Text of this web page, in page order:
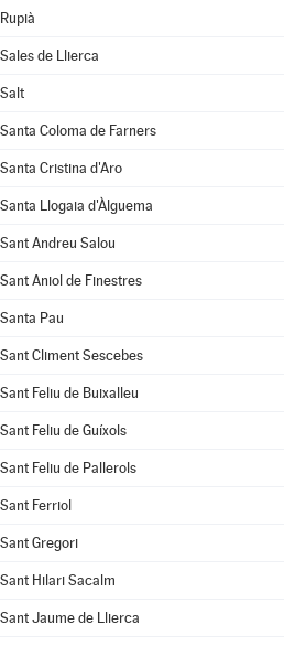
Rupià
Sales de Llierca
Salt
Santa Coloma de Farners
Santa Cristina d'Aro
Santa Llogaia d'Àlguema
Sant Andreu Salou
Sant Aniol de Finestres
Santa Pau
Sant Climent Sescebes
Sant Feliu de Buixalleu
Sant Feliu de Guíxols
Sant Feliu de Pallerols
Sant Ferriol
Sant Gregori
Sant Hilari Sacalm
Sant Jaume de Llierca